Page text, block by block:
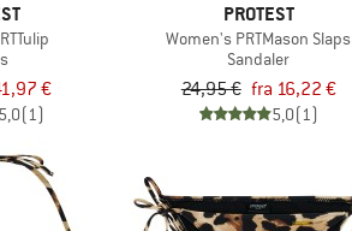
€
5,0(1)
PROTEST
Women's PRTMason Slaps
Sandaler
24,95 € fra 16,22 €
5,0(1)